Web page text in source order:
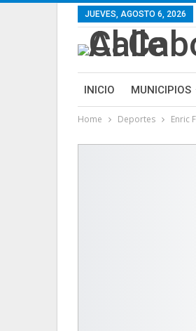
JUEVES, AGOSTO 6, 2026
INICIO MUNICIPIOS
LIFESTYLE PURA
Home Deportes Enric